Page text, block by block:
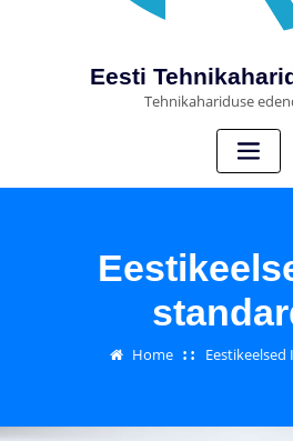
Eesti
Tehnikahariduse
Home Eestikeelsed